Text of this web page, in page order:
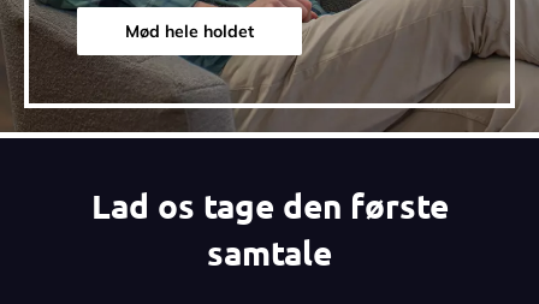
Mød hele holdet
Lad os tage den første
samtale